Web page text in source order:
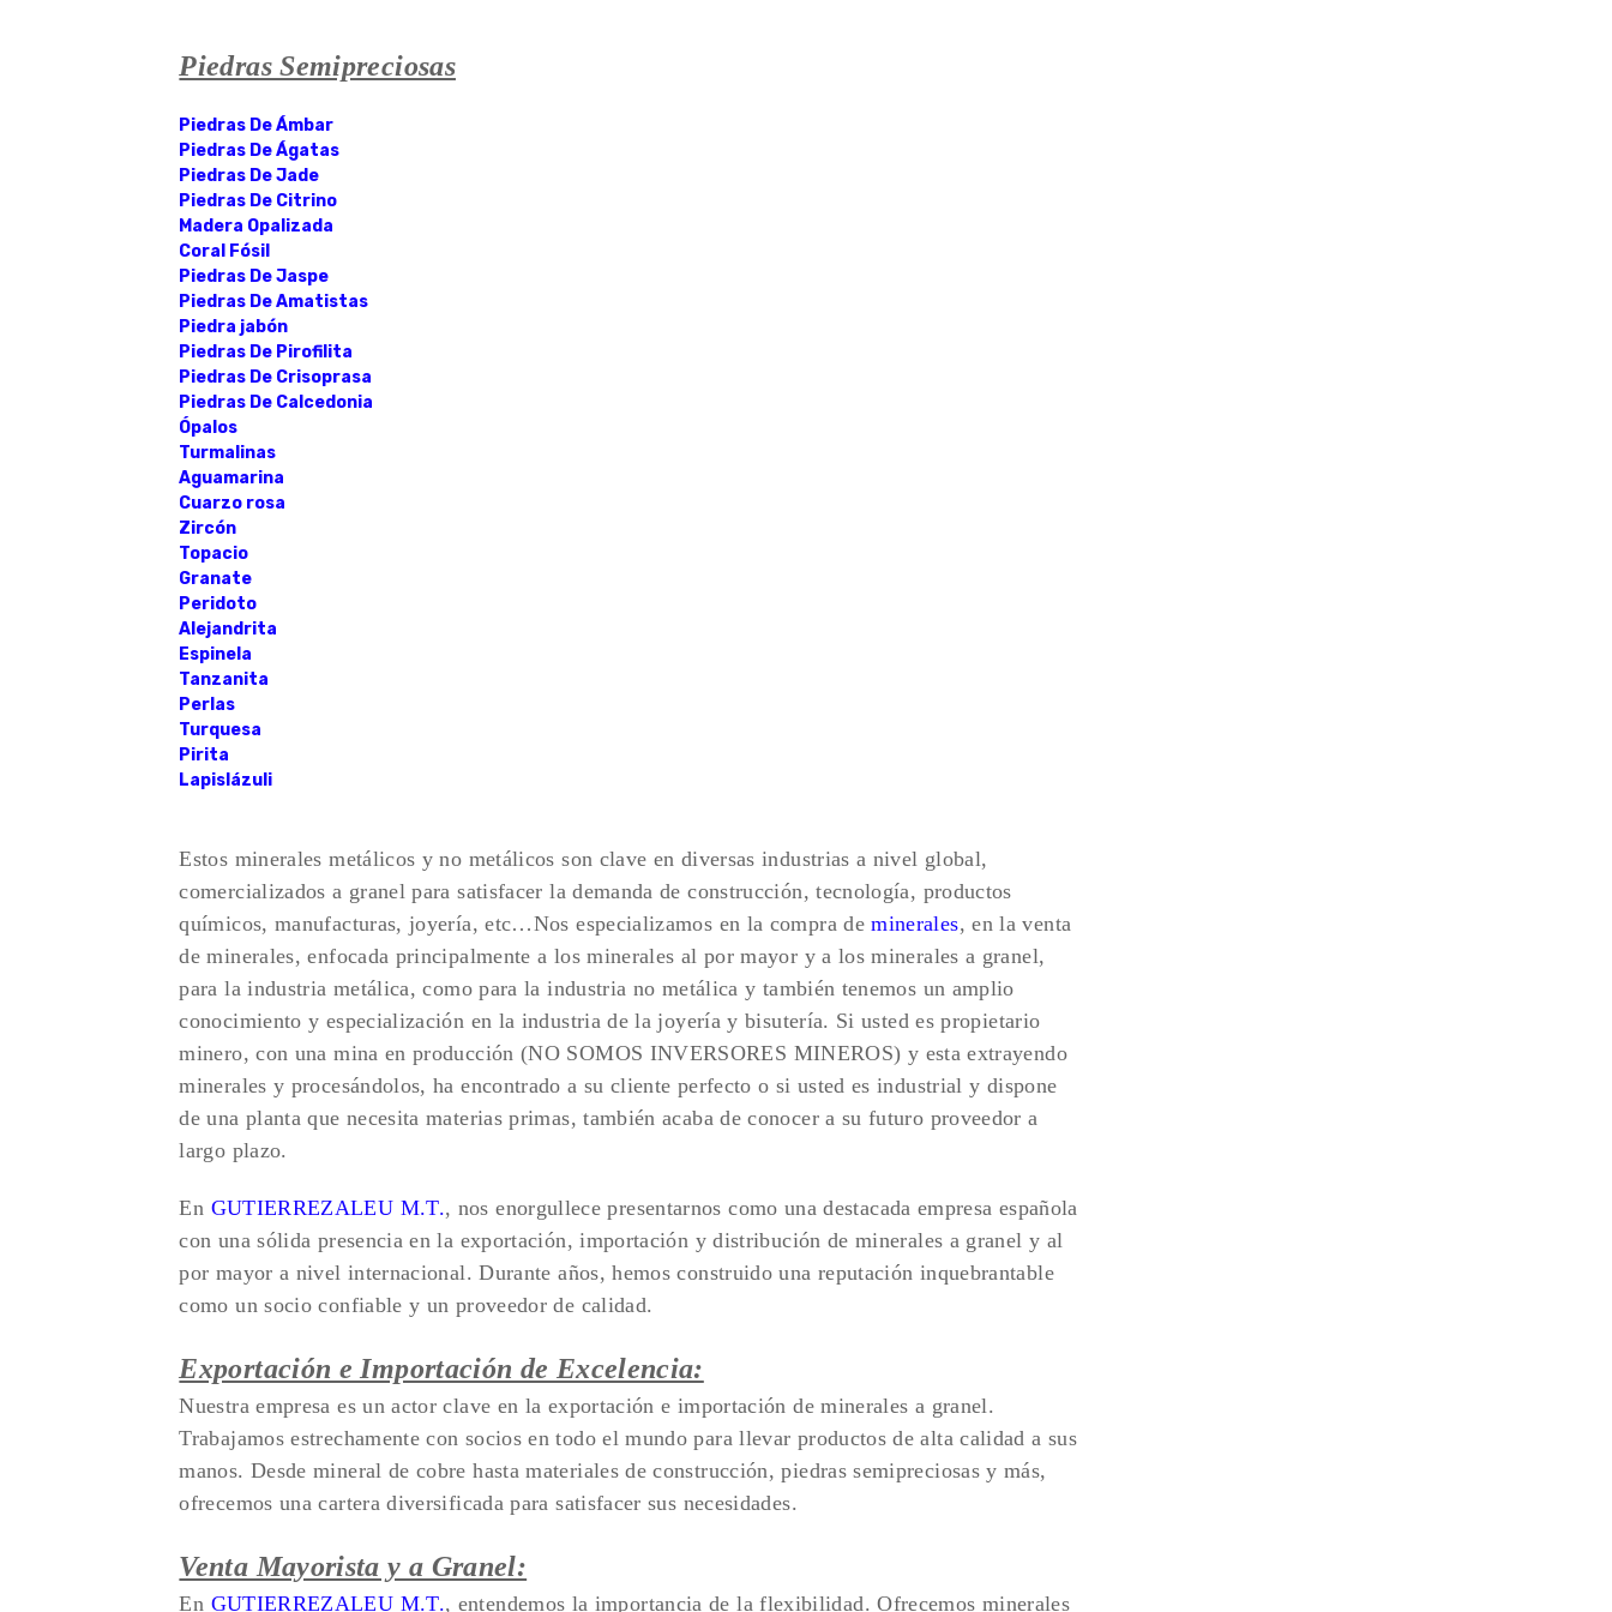
Piedras Semipreciosas
Piedras De Ámbar
Piedras De Ágatas
Piedras De Jade
Piedras De Citrino
Madera Opalizada
Coral Fósil
Piedras De Jaspe
Piedras De Amatistas
Piedra jabón
Piedras De Pirofilita
Piedras De Crisoprasa
Piedras De Calcedonia
Ópalos
Turmalinas
Aguamarina
Cuarzo rosa
Zircón
Topacio
Granate
Peridoto
Alejandrita
Espinela
Tanzanita
Perlas
Turquesa
Pirita
Lapislázuli
Estos minerales metálicos y no metálicos son clave en diversas industrias a nivel global,
comercializados a granel para satisfacer la demanda de construcción, tecnología, productos
químicos, manufacturas, joyería, etc…Nos especializamos en la compra deminerales, en la venta
de minerales, enfocada principalmente a los minerales al por mayor y a los minerales a granel,
para la industria metálica, como para la industria no metálica y también tenemos un amplio
conocimiento y especialización en la industria de la joyería y bisutería. Si usted es propietario
minero, con una mina en producción (NO SOMOS INVERSORES MINEROS) y esta extrayendo
minerales y procesándolos, ha encontrado a su cliente perfecto o si usted es industrial y dispone
de una planta que necesita materias primas, también acaba de conocer a su futuro proveedor a
largo plazo.
En GUTIERREZALEU M.T., nos enorgullece presentarnos como una destacada empresa española
con una sólida presencia en la exportación, importación y distribución de minerales a granel y al
por mayor a nivel internacional. Durante años, hemos construido una reputación inquebrantable
como un socio confiable y un proveedor de calidad.
Exportación e Importación de Excelencia:
Nuestra empresa es un actor clave en la exportación e importación de minerales a granel.
Trabajamos estrechamente con socios en todo el mundo para llevar productos de alta calidad a sus
manos. Desde mineral de cobre hasta materiales de construcción, piedras semipreciosas y más,
ofrecemos una cartera diversificada para satisfacer sus necesidades.
Venta Mayorista y a Granel:
En GUTIERREZALEU M.T., entendemos la importancia de la flexibilidad. Ofrecemos minerales